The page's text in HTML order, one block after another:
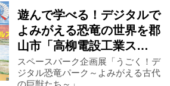
公演・講座
ステージ アート
遊んで学べる！デジタルで
よみがえる恐竜の世界を郡
山市「高柳電設工業ス…
スペースパーク企画展「うごく！デ
ジタル恐竜パーク～よみがえる古代